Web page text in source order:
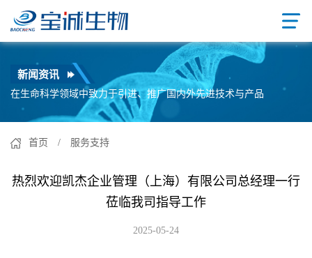
新闻资讯
在生命科学领域中致力于引进、推广国内外先进技术与产品
首页 / 服务支持
热烈欢迎凯杰企业管理（上海）有限公司总经理一行
莅临我司指导工作
2025-05-24